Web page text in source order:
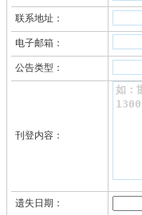
联系地址：
电子邮箱：
公告类型：
刊登内容：
遗失日期：